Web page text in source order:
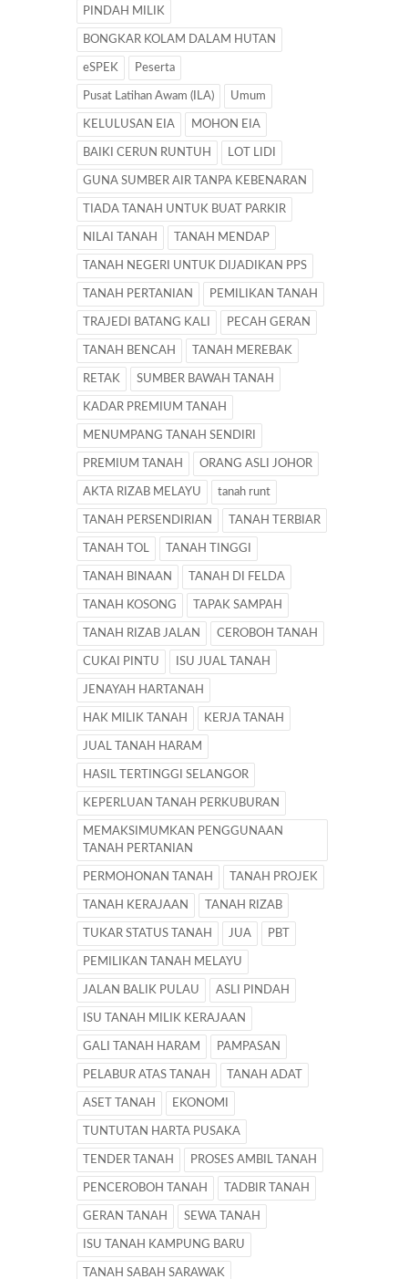
PINDAH MILIK
BONGKAR KOLAM DALAM HUTAN
eSPEK Peserta
Pusat Latihan Awam (ILA) Umum
KELULUSAN EIA MOHON EIA
BAIKI CERUN RUNTUH LOT LIDI
GUNA SUMBER AIR TANPA KEBENARAN
TIADA TANAH UNTUK BUAT PARKIR
NILAI TANAH TANAH MENDAP
TANAH NEGERI UNTUK DIJADIKAN PPS
TANAH PERTANIAN PEMILIKAN TANAH
TRAJEDI BATANG KALI PECAH GERAN
TANAH BENCAH TANAH MEREBAK
RETAK SUMBER BAWAH TANAH
KADAR PREMIUM TANAH
MENUMPANG TANAH SENDIRI
PREMIUM TANAH ORANG ASLI JOHOR
AKTA RIZAB MELAYU tanah runt
TANAH PERSENDIRIAN TANAH TERBIAR
TANAH TOL TANAH TINGGI
TANAH BINAAN TANAH DI FELDA
TANAH KOSONG TAPAK SAMPAH
TANAH RIZAB JALAN CEROBOH TANAH
CUKAI PINTU ISU JUAL TANAH
JENAYAH HARTANAH
HAK MILIK TANAH KERJA TANAH
JUAL TANAH HARAM
HASIL TERTINGGI SELANGOR
KEPERLUAN TANAH PERKUBURAN
MEMAKSIMUMKAN PENGGUNAAN
TANAH PERTANIAN
PERMOHONAN TANAH TANAH PROJEK
TANAH KERAJAAN TANAH RIZAB
TUKAR STATUS TANAH JUA PBT
PEMILIKAN TANAH MELAYU
JALAN BALIK PULAU ASLI PINDAH
ISU TANAH MILIK KERAJAAN
GALI TANAH HARAM PAMPASAN
PELABUR ATAS TANAH TANAH ADAT
ASET TANAH EKONOMI
TUNTUTAN HARTA PUSAKA
TENDER TANAH PROSES AMBIL TANAH
PENCEROBOH TANAH TADBIR TANAH
GERAN TANAH SEWA TANAH
ISU TANAH KAMPUNG BARU
TANAH SABAH SARAWAK